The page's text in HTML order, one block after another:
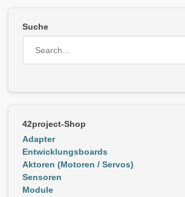
Suche
42project-Shop
Adapter
Entwicklungsboards
Aktoren (Motoren / Servos)
Sensoren
Module